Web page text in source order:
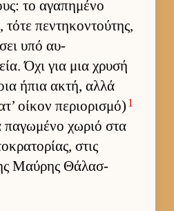
το αγαπημένο
πεντηκοντού­της,
υπό αυ­
Όχι για μια χρυσή
ήπια ακτή, αλλά
οί­κον περιο­ρισμό) 1
παγωμένο χωριό στα
στις
Μαύ­ρης Θάλασ­